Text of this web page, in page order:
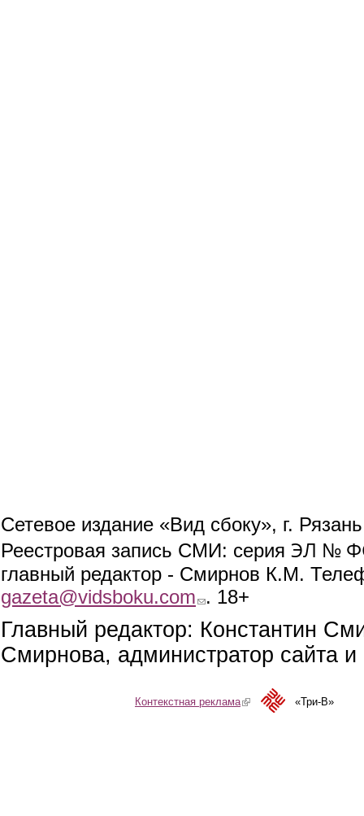
Сетевое издание «Вид сбоку», г.
Реестровая запись СМИ: серия ЭЛ №
главный редактор - Смирнов К.М.
gazeta@vidsboku.com (link sends e-mail)
. 18+
Главный редактор: Константин
Смирнова, администратор сайта
Контекстная реклама(link is external)«Три-В»